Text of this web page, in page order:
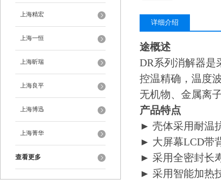
上海精宏
上海一恒
上海昕瑞
上海良平
上海博迅
上海菁华
查看更多
详细介绍
途概述
DR系列消解器是
控温精确，温度
无机物、金属离
产品特点
► 壳体采用耐温
► 大屏幕LCD带
► 采用全密封长
► 采用智能加热